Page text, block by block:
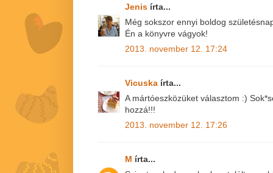
Jenis írta...
Még sokszor ennyi boldog
Én a könyvre vágyok!
2013. november 12. 17:24
Vicuska írta...
A mártóeszközüket választom :)
hozzá!!!
2013. november 12. 17:26
M írta...